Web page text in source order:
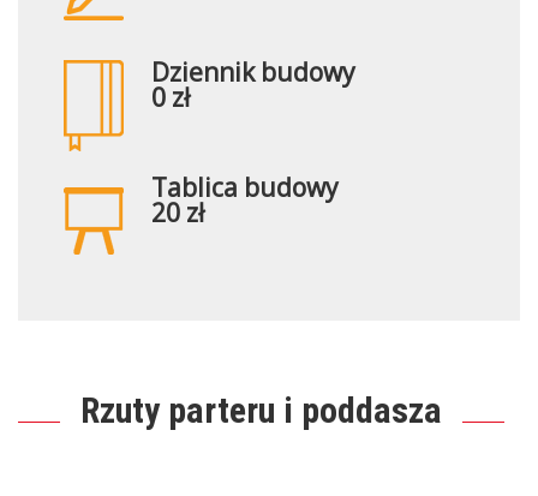
Dziennik budowy
0 zł
Tablica budowy
20 zł
Rzuty parteru i poddasza